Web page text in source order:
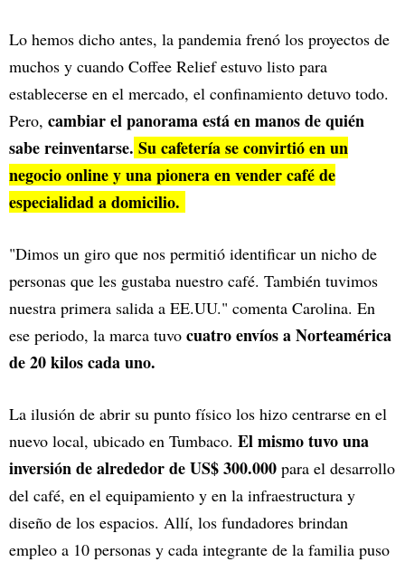
Lo hemos dicho antes, la pandemia frenó los proyectos de
muchos y cuando Coffee Relief estuvo listo para
establecerse en el mercado, el confinamiento detuvo todo.
Pero, cambiar el panorama está en manos de quién
sabe reinventarse. Su cafetería se convirtió en un
negocio online y una pionera en vender café de
especialidad a domicilio.
"Dimos un giro que nos permitió identificar un nicho de
personas que les gustaba nuestro café. También tuvimos
nuestra primera salida a EE.UU." comenta Carolina. En
ese periodo, la marca tuvo cuatro envíos a Norteamérica
de 20 kilos cada uno.
La ilusión de abrir su punto físico los hizo centrarse en el
nuevo local, ubicado en Tumbaco. El mismo tuvo una
inversión de alrededor de US$ 300.000 para el desarrollo
del café, en el equipamiento y en la infraestructura y
diseño de los espacios. Allí, los fundadores brindan
empleo a 10 personas y cada integrante de la familia puso